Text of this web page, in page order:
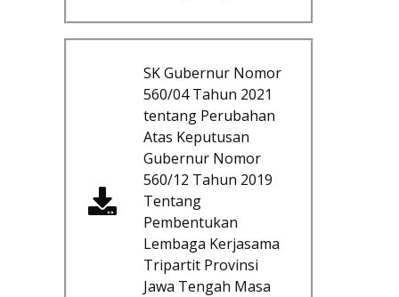
SK Gubernur Nomor
560/04 Tahun 2021
tentang Perubahan
Atas Keputusan
Gubernur Nomor
560/12 Tahun 2019
Tentang
Pembentukan
Lembaga Kerjasama
Tripartit Provinsi
Jawa Tengah Masa